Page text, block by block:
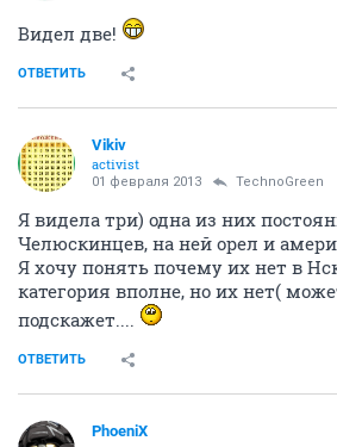
Видел две!
ОТВЕТИТЬ
Vikiv
activist
01 февраля 2013 TechnoGreen
Я видела три) одна из них
Челюскинцев, на ней орел и
Я хочу понять почему их нет в
категория вполне, но их нет(
подскажет....
ОТВЕТИТЬ
PhoeniX